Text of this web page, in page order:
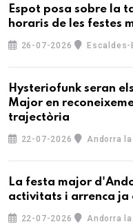
Espot posa sobre la
horaris de les festes
26-07-2026 Escaldes-
Hysteriofunk seran
Major en
trajectòria
22-07-2026 Andorra
La festa major
activitats i arrenca ja
22-07-2026 Andorra